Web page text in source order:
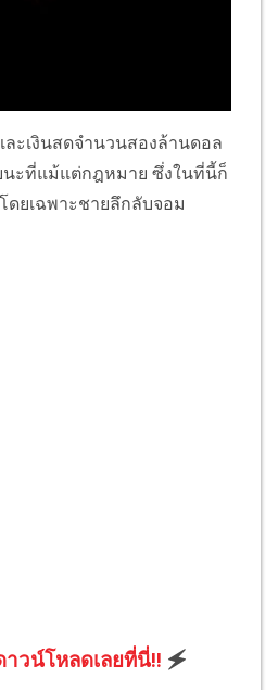
ะเงินสดจำนวนสองล้านดอล
นะที่แม้แต่กฎหมาย ซึ่งในที่นี้ก็
ดยเฉพาะชายลึกลับจอม
าวน์โหลดเลยที่นี่!! 🗲